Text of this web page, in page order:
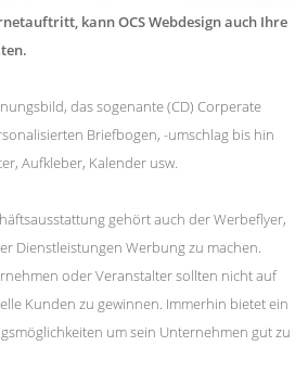
kann OCS Webdesign auch Ihre
das sogenante (CD) Corperate
Briefbogen, -umschlag bis hin
Aufkleber, Kalender usw.
gehört auch der Werbeflyer,
Dienstleistungen Werbung zu machen.
oder Veranstalter sollten nicht auf
Kunden zu gewinnen. Immerhin bietet ein
um sein Unternehmen gut zu